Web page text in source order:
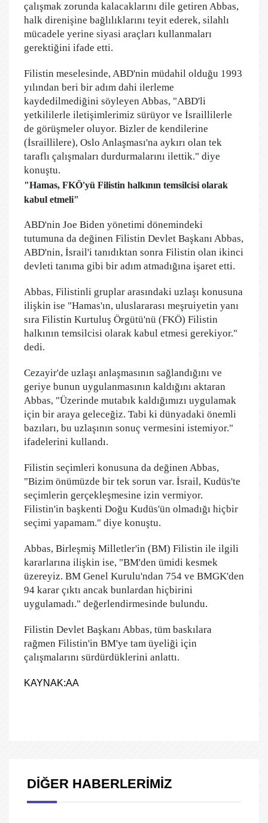
çalışmak zorunda kalacaklarını dile getiren Abbas,
halk direnişine bağlılıklarını teyit ederek, silahlı
mücadele yerine siyasi araçları kullanmaları
gerektiğini ifade etti.
Filistin meselesinde, ABD'nin müdahil olduğu 1993
yılından beri bir adım dahi ilerleme
kaydedilmediğini söyleyen Abbas, "ABD'li
yetkililerle iletişimlerimiz sürüyor ve İsraillilerle
de görüşmeler oluyor. Bizler de kendilerine
(İsraillilere), Oslo Anlaşması'na aykırı olan tek
taraflı çalışmaları durdurmalarını ilettik." diye
konuştu.
"Hamas, FKÖ'yü Filistin halkının temsilcisi olarak
kabul etmeli"
ABD'nin Joe Biden yönetimi dönemindeki
tutumuna da değinen Filistin Devlet Başkanı Abbas,
ABD'nin, İsrail'i tanıdıktan sonra Filistin olan ikinci
devleti tanıma gibi bir adım atmadığına işaret etti.
Abbas, Filistinli gruplar arasındaki uzlaşı konusuna
ilişkin ise "Hamas'ın, uluslararası meşruiyetin yanı
sıra Filistin Kurtuluş Örgütü'nü (FKÖ) Filistin
halkının temsilcisi olarak kabul etmesi gerekiyor."
dedi.
Cezayir'de uzlaşı anlaşmasının sağlandığını ve
geriye bunun uygulanmasının kaldığını aktaran
Abbas, "Üzerinde mutabık kaldığımızı uygulamak
için bir araya geleceğiz. Tabi ki dünyadaki önemli
bazıları, bu uzlaşının sonuç vermesini istemiyor."
ifadelerini kullandı.
Filistin seçimleri konusuna da değinen Abbas,
"Bizim önümüzde bir tek sorun var. İsrail, Kudüs'te
seçimlerin gerçekleşmesine izin vermiyor.
Filistin'in başkenti Doğu Kudüs'ün olmadığı hiçbir
seçimi yapamam." diye konuştu.
Abbas, Birleşmiş Milletler'in (BM) Filistin ile ilgili
kararlarına ilişkin ise, "BM'den ümidi kesmek
üzereyiz. BM Genel Kurulu'ndan 754 ve BMGK'den
94 karar çıktı ancak bunlardan hiçbirini
uygulamadı." değerlendirmesinde bulundu.
Filistin Devlet Başkanı Abbas, tüm baskılara
rağmen Filistin'in BM'ye tam üyeliği için
çalışmalarını sürdürdüklerini anlattı.
KAYNAK:AA
DİĞER HABERLERİMİZ